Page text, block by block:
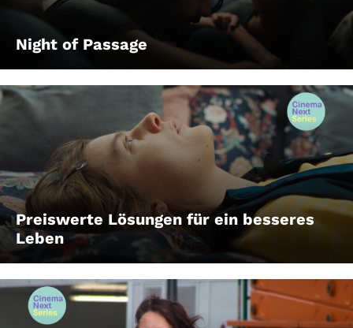
Night of Passage
Preiswerte Lösungen für ein besseres
Leben